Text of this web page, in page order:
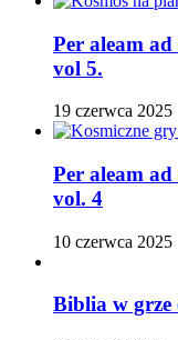
Per aleam
vol 5.
19 czerwca 2025
Per aleam
vol. 4
10 czerwca 2025
Biblia w grze